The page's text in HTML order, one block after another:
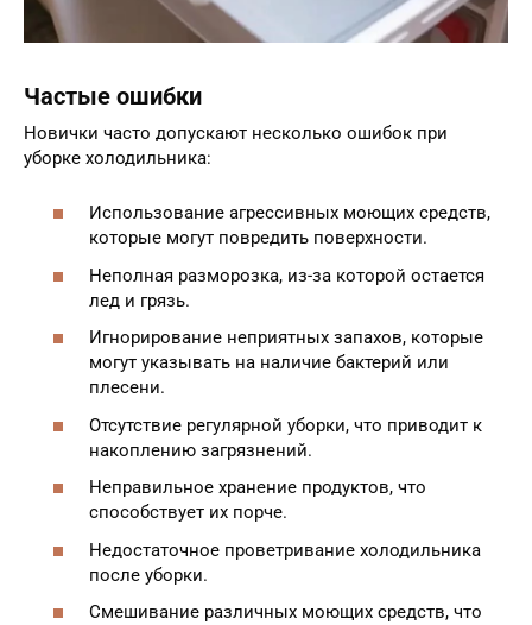
Частые ошибки
Новички часто допускают несколько ошибок при
уборке холодильника:
Использование агрессивных моющих средств,
которые могут повредить поверхности.
Неполная разморозка, из-за которой остается
лед и грязь.
Игнорирование неприятных запахов, которые
могут указывать на наличие бактерий или
плесени.
Отсутствие регулярной уборки, что приводит к
накоплению загрязнений.
Неправильное хранение продуктов, что
способствует их порче.
Недостаточное проветривание холодильника
после уборки.
Смешивание различных моющих средств, что